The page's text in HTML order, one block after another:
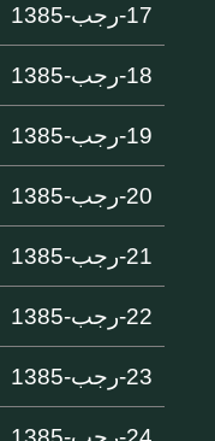
17-رجب-1385
18-رجب-1385
19-رجب-1385
20-رجب-1385
21-رجب-1385
22-رجب-1385
23-رجب-1385